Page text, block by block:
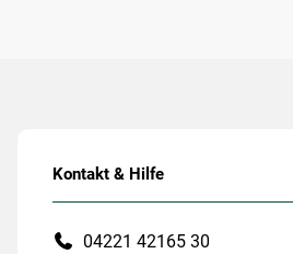
Kontakt & Hilfe
04221 42165 30